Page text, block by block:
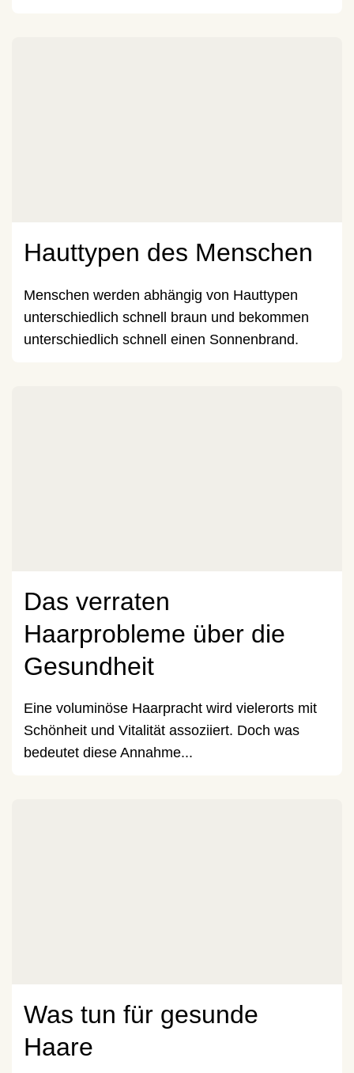
Hauttypen des Menschen
Menschen werden abhängig von Hauttypen
unterschiedlich schnell braun und bekommen
unterschiedlich schnell einen Sonnenbrand.
Das verraten
Haarprobleme über die
Gesundheit
Eine voluminöse Haarpracht wird vielerorts mit
Schönheit und Vitalität assoziiert. Doch was
bedeutet diese Annahme...
Was tun für gesunde
Haare